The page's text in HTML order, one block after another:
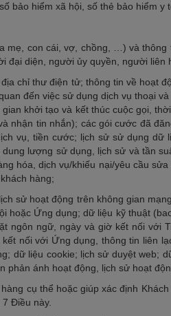
bảo hiểm xã hội, số thẻ bảo hiểm y
mẹ, con cái, vợ, chồng, …) và
đại diện, người ủy quyền, người liên
chỉ thư điện tử; thông tin về hoạt
đến việc sử dụng dịch vụ thoại
khởi tạo và kết thúc cuộc gọi,
nhận tin nhắn); các gói cước đã
vụ, tiền cước; lịch sử sử dụng dữ
lượng sử dụng, lịch sử và tần
hóa, dịch vụ/khiếu nại/yêu cầu
hàng;
sử hoạt động trên không gian
hoặc Ứng dụng; dữ liệu kỹ thuật
ngôn ngữ, ngày và giờ kết nối với
nối với Ứng dụng, thông tin liên
dữ liệu cookie; lịch sử duyệt web;
phản ánh hoạt động, lịch sử hoạt
cụ thể hoặc giúp xác định
7 Điều này.